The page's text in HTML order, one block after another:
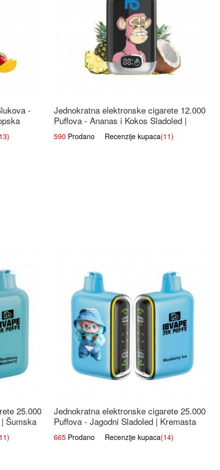
-
Jednokratna elektronske cigarete 12.000
Puffova - Ananas i Kokos Sladoled |
Tropski Desert
590 Prodano Recenzije kupaca(11)
25.000
Šumska
Jednokratna elektronske cigarete 25.000
Puffova - Jagodni Sladoled | Kremasta
Slatka Okus
665 Prodano Recenzije kupaca(14)